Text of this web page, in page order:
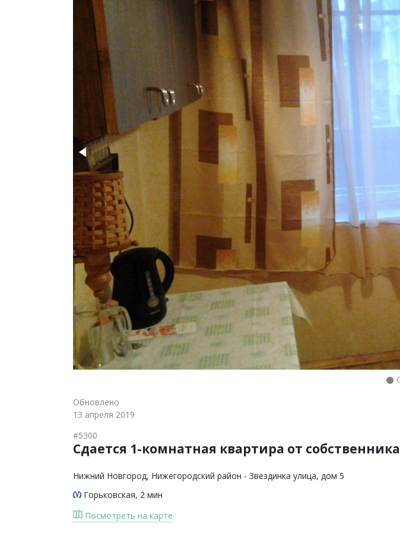
Обновлено
13 апреля 2019
Сдается 1-комнатная квартира от собственника
#5300
Нижний Новгород, Нижегородский район - Звездинка улица, дом 5
Горьковская, 2 мин
Посмотреть на карте